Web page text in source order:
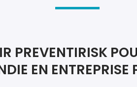
PREVENTIRISK
EN ENTREPRISE